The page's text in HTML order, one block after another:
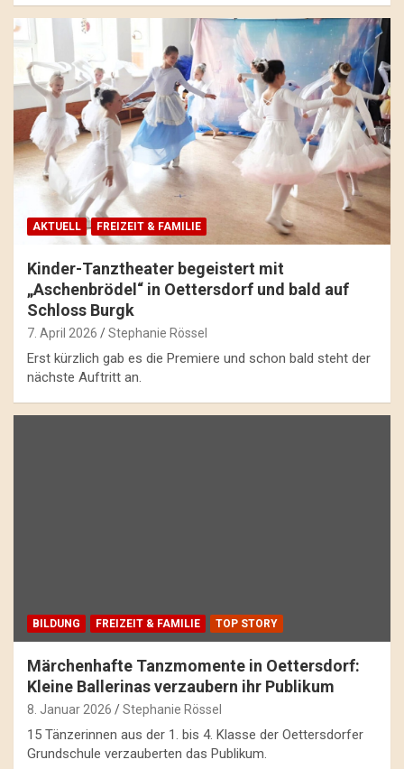
AKTUELL FREIZEIT & FAMILIE
Kinder-Tanztheater begeistert mit
„Aschenbrödel“ in Oettersdorf und bald auf
Schloss Burgk
7. April 2026 Stephanie Rössel
Erst kürzlich gab es die Premiere und schon bald steht der
nächste Auftritt an.
BILDUNG FREIZEIT & FAMILIE TOP STORY
Märchenhafte Tanzmomente in Oettersdorf:
Kleine Ballerinas verzaubern ihr Publikum
8. Januar 2026 Stephanie Rössel
15 Tänzerinnen aus der 1. bis 4. Klasse der Oettersdorfer
Grundschule verzauberten das Publikum.